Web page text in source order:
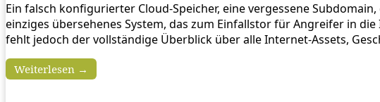
Ein falsch konfigurierter Cloud-Speicher, eine vergessene
einziges übersehenes System, das zum Einfallstor für Angreifer in
fehlt jedoch der vollständige Überblick über alle Internet-Assets,
Weiterlesen →